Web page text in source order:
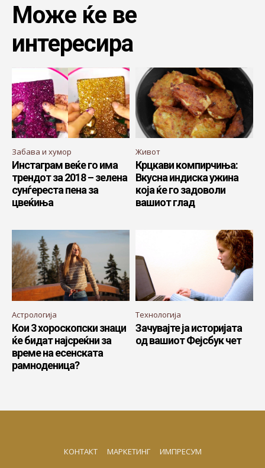
Може ќе ве
интересира
Забава и хумор
Инстаграм веќе го има
трендот за 2018 – зелена
сунѓереста пена за
цвеќиња
Живот
Крцкави компирчиња:
Вкусна индиска ужина
која ќе го задоволи
вашиот глад
Астрологија
Кои 3 хороскопски знаци
ќе бидат најсреќни за
време на есенската
рамноденица?
Технологија
Зачувајте ја историјата
од вашиот Фејсбук чет
КОНТАКТ МАРКЕТИНГ ИМПРЕСУМ